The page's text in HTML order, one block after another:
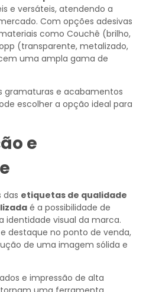
e versáteis, atendendo a
Com opções adesivas
como Couchê (brilho,
(transparente, metalizado,
uma ampla gama de
gramaturas e acabamentos
escolher a opção ideal para
e
das etiquetas de qualidade
é a possibilidade de
identidade visual da marca.
destaque no ponto de venda,
de uma imagem sólida e
e impressão de alta